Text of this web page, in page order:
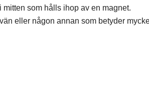
som hålls ihop av en magnet.
eller någon annan som betyder